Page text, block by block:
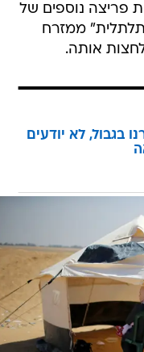
פריצה נוספים של
ממזרח
אותה.
בגבול, לא יודעים